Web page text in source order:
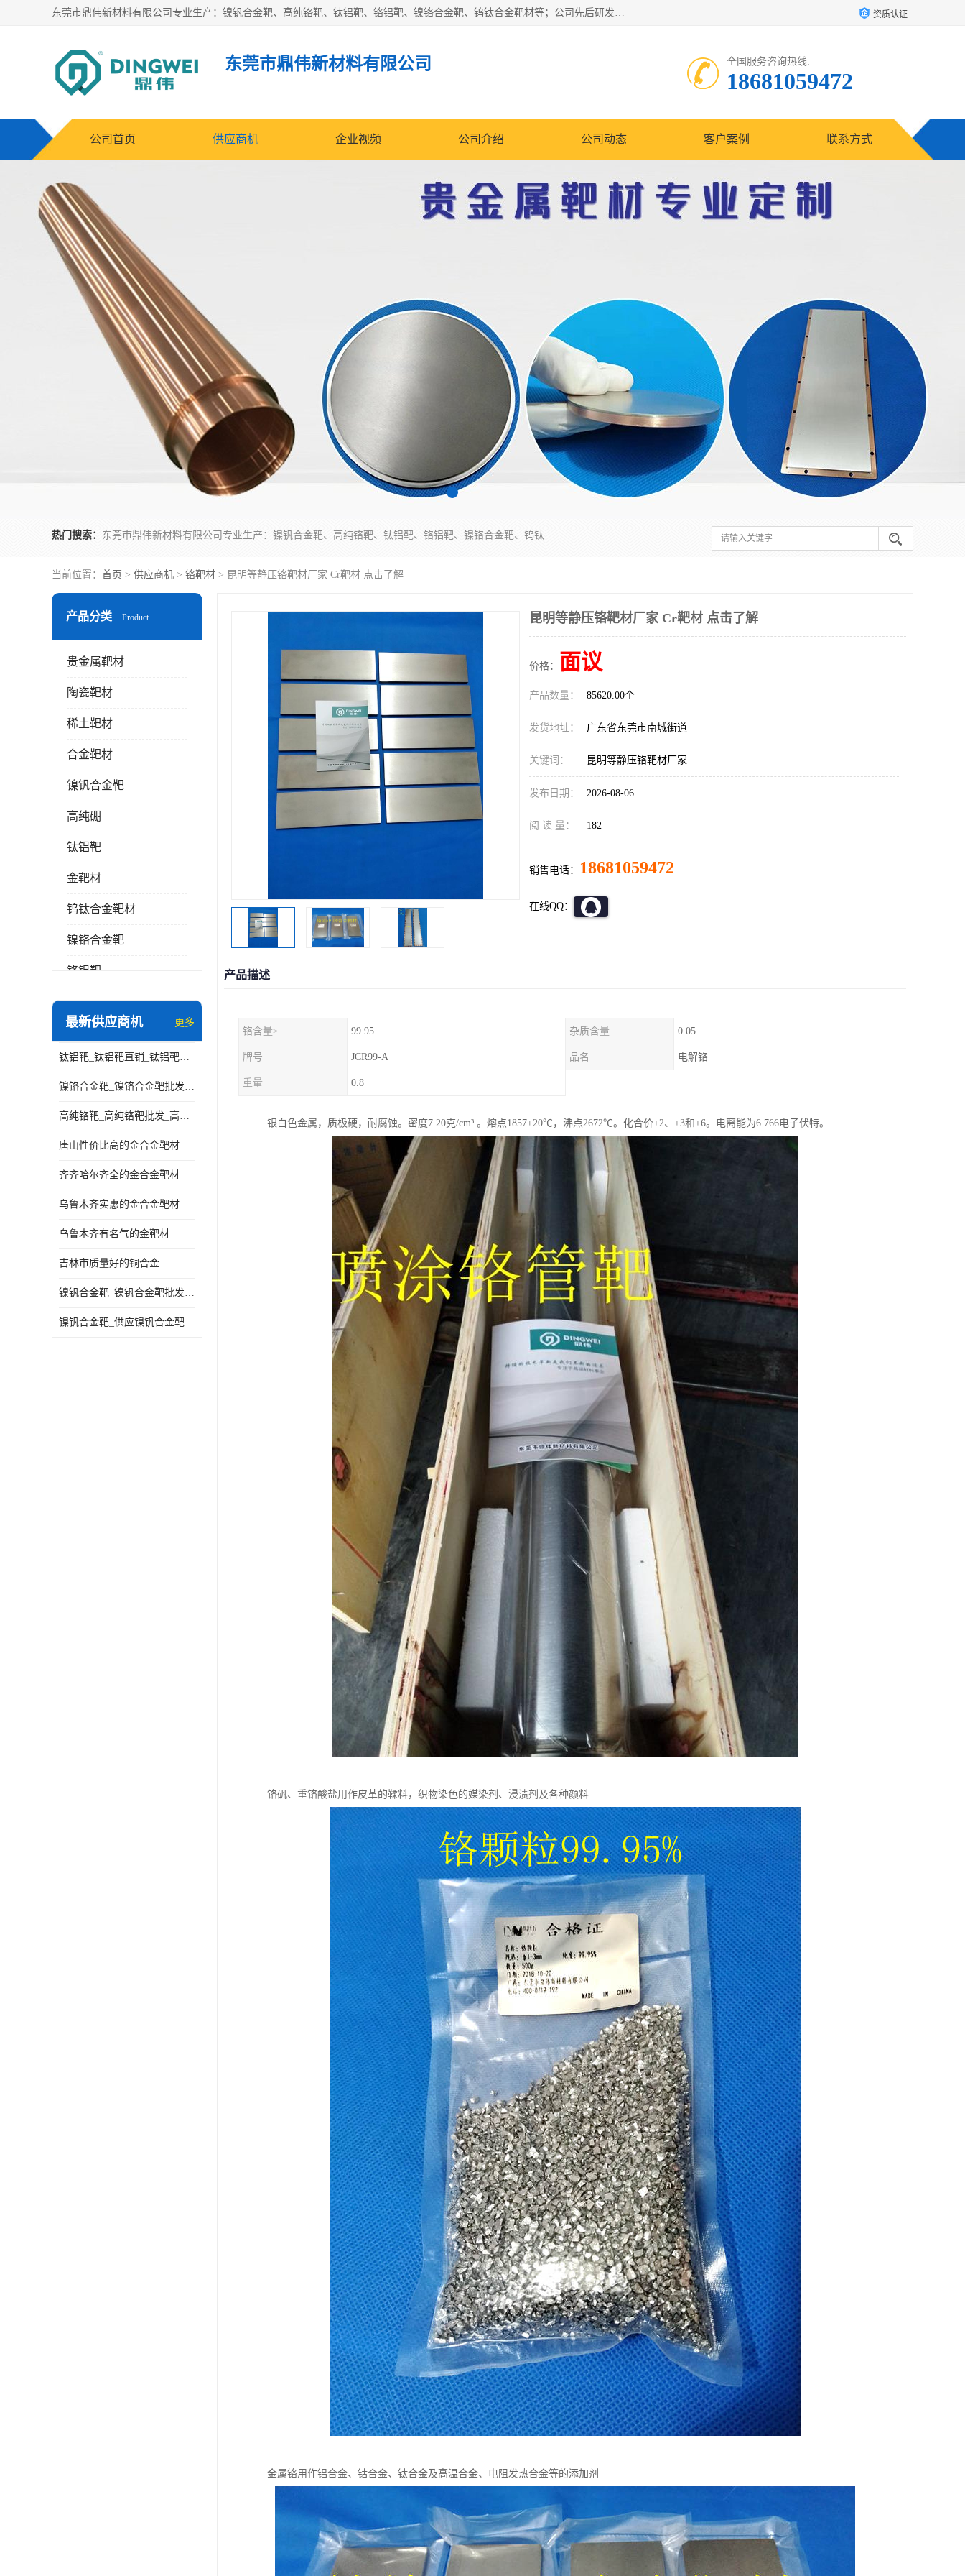
东莞市鼎伟新材料有限公司专业生产：镍钒合金靶、高纯铬靶、钛铝靶、铬铝靶、镍铬合金靶、钨钛合金靶材等；公司先后研发的蒸发材料、溅射靶材系列产品广泛应用到国内外众多知名电子、太阳能企业当中，以较高的性价比，成功发替代了国外进口产品，颇受用户好评。 资质认证
东莞市鼎伟新材料有限公司 全国服务咨询热线:
18681059472
公司首页 供应商机 企业视频 公司介绍 公司动态 客户案例 联系方式
热门搜索： 东莞市鼎伟新材料有限公司专业生产：镍钒合金靶、高纯铬靶、钛铝靶、铬铝靶、镍铬合金靶、钨钛合金靶材等；公司先后研发的蒸发材料、溅射靶材系列产品广泛应用到国内外众多知名电子、太阳能企业当中，以较高的性价比，成功发替代了国外进口产品，颇受用户好评。
当前位置： 首页 > 供应商机 > 铬靶材 > 昆明等静压铬靶材厂家 Cr靶材 点击了解
产品分类 Product
贵金属靶材
陶瓷靶材
稀土靶材
合金靶材
镍钒合金靶
高纯硼
钛铝靶
金靶材
钨钛合金靶材
镍铬合金靶
铬铝靶
三氧化铝靶材
铬靶材
镧靶材
最新供应商机 更多
钛铝靶_钛铝靶直销_钛铝靶供应商
镍铬合金靶_镍铬合金靶批发_镍铬合金靶供应商
高纯铬靶_高纯铬靶批发_高纯铬靶厂家
唐山性价比高的金合金靶材
齐齐哈尔齐全的金合金靶材
乌鲁木齐实惠的金合金靶材
乌鲁木齐有名气的金靶材
吉林市质量好的铜合金
镍钒合金靶_镍钒合金靶批发_镍钒合金靶供应商
镍钒合金靶_供应镍钒合金靶_镍钒合金靶厂家
昆明等静压铬靶材厂家 Cr靶材 点击了解
价格： 面议
产品数量： 85620.00个
发货地址： 广东省东莞市南城街道
关键词： 昆明等静压铬靶材厂家
发布日期： 2026-08-06
阅 读 量： 182
销售电话： 18681059472
在线QQ：
产品描述
铬含量≥ 99.95 杂质含量 0.05
牌号 JCR99-A 品名 电解铬
重量 0.8
银白色金属，质极硬，耐腐蚀。密度7.20克/cm³ 。熔点1857±20℃，沸点2672℃。化合价+2、+3和+6。电离能为6.766电子伏特。
铬矾、重铬酸盐用作皮革的鞣料，织物染色的媒染剂、浸渍剂及各种颜料
金属铬用作铝合金、钴合金、钛合金及高温合金、电阻发热合金等的添加剂